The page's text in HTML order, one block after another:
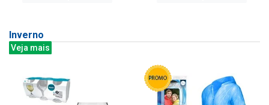
Inverno
Veja mais